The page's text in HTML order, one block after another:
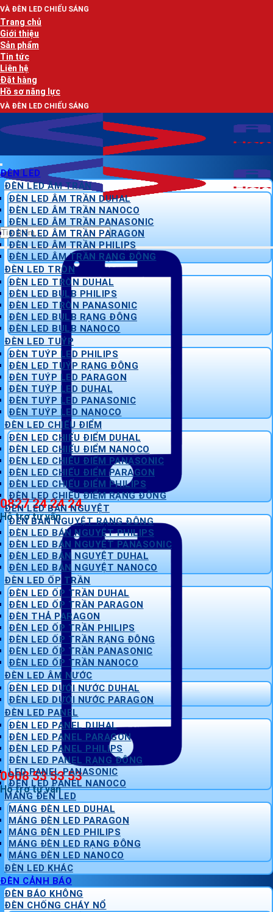
Bỏ
qua
nội
dung
SÁNG
Trang chủ
Giới thiệu
Sản phẩm
Tin tức
Liên hệ
Đặt hàng
Hồ sơ năng lực
SÁNG
Tìm
kiếm:
0827 24 24 24
Hỗ trợ tư vấn
0908 53 53 53
Hỗ trợ tư vấn
ĐÈN LED
ĐÈN LED ÂM TRẦN
ĐÈN LED ÂM TRẦN DUHAL
ĐÈN LED ÂM TRẦN NANOCO
ĐÈN LED ÂM TRẦN PANASONIC
ĐÈN LED ÂM TRẦN PARAGON
ĐÈN LED ÂM TRẦN PHILIPS
ĐÈN LED ÂM TRẦN RẠNG ĐÔNG
ĐÈN LED TRÒN
ĐÈN LED TRÒN DUHAL
ĐÈN LED BULB PHILIPS
ĐÈN LED TRÒN PANASONIC
ĐÈN LED BULB RẠNG ĐÔNG
ĐÈN LED BULB NANOCO
ĐÈN LED TUÝP
ĐÈN TUÝP LED PHILIPS
ĐÈN LED TUÝP RẠNG ĐÔNG
ĐÈN TUÝP LED PARAGON
ĐÈN TUÝP LED DUHAL
ĐÈN TUÝP LED PANASONIC
ĐÈN TUÝP LED NANOCO
ĐÈN LED CHIẾU ĐIỂM
ĐÈN LED CHIẾU ĐIỂM DUHAL
ĐÈN LED CHIẾU ĐIỂM NANOCO
ĐÈN LED CHIẾU ĐIỂM PANASONIC
ĐÈN LED CHIẾU ĐIỂM PARAGON
ĐÈN LED CHIẾU ĐIỂM PHILIPS
ĐÈN LED CHIẾU ĐIỂM RẠNG ĐÔNG
ĐÈN LED BÁN NGUYỆT
ĐÈN BÁN NGUYỆT RẠNG ĐÔNG
ĐÈN LED BÁN NGUYỆT PHILIPS
ĐÈN LED BÁN NGUYỆT PANASONIC
ĐÈN LED BÁN NGUYỆT DUHAL
ĐÈN LED BÁN NGUYỆT NANOCO
ĐÈN LED ỐP TRẦN
ĐÈN LED ỐP TRẦN DUHAL
ĐÈN LED ỐP TRẦN PARAGON
ĐÈN THẢ PARAGON
ĐÈN LED ỐP TRẦN PHILIPS
ĐÈN LED ỐP TRẦN RẠNG ĐÔNG
ĐÈN LED ỐP TRẦN PANASONIC
ĐÈN LED ỐP TRẦN NANOCO
ĐÈN LED ÂM NƯỚC
ĐÈN LED DƯỚI NƯỚC DUHAL
ĐÈN LED DƯỚI NƯỚC PARAGON
ĐÈN LED PANEL
ĐÈN LED PANEL DUHAL
ĐÈN LED PANEL PARAGON
ĐÈN LED PANEL PHILIPS
ĐÈN LED PANEL RẠNG ĐÔNG
LED PANEL PANASONIC
ĐÈN LED PANEL NANOCO
MÁNG ĐÈN LED
MÁNG ĐÈN LED DUHAL
MÁNG ĐÈN LED PARAGON
MÁNG ĐÈN LED PHILIPS
MÁNG ĐÈN LED RẠNG ĐÔNG
MÁNG ĐÈN LED NANOCO
ĐÈN LED KHÁC
ĐÈN CẢNH BÁO
ĐÈN BÁO KHÔNG
ĐÈN CHỐNG CHÁY NỔ